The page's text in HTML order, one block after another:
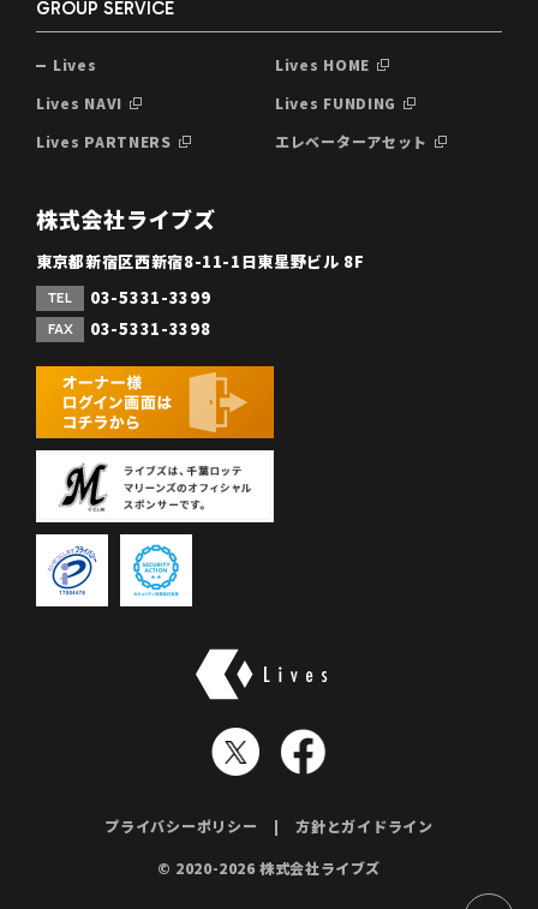
GROUP SERVICE
Lives
Lives HOME
Lives NAVI
Lives FUNDING
Lives PARTNERS
エレベーターアセット
株式会社ライブズ
東京都新宿区西新宿8-11-1日東星野ビル 8F
TEL 03-5331-3399
FAX 03-5331-3398
プライバシーポリシー 方針とガイドライン
© 2020-2026 株式会社ライブズ